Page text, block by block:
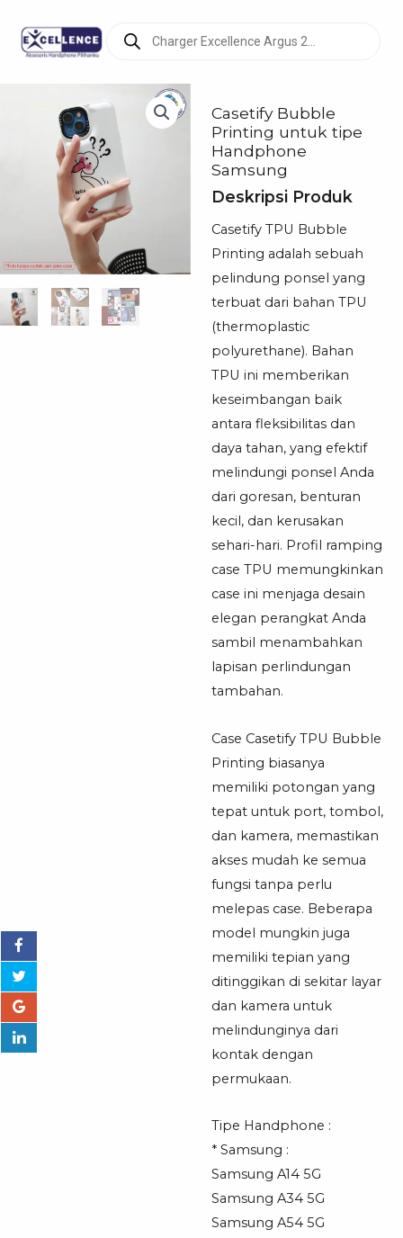
search
Casetify Bubble
Printing untuk tipe
Handphone
Samsung
Deskripsi Produk
Casetify TPU Bubble
Printing adalah sebuah
pelindung ponsel yang
terbuat dari bahan TPU
(thermoplastic
polyurethane). Bahan
TPU ini memberikan
keseimbangan baik
antara fleksibilitas dan
daya tahan, yang efektif
melindungi ponsel Anda
dari goresan, benturan
kecil, dan kerusakan
sehari-hari. Profil ramping
case TPU memungkinkan
case ini menjaga desain
elegan perangkat Anda
sambil menambahkan
lapisan perlindungan
tambahan.
Case Casetify TPU Bubble
Printing biasanya
memiliki potongan yang
tepat untuk port, tombol,
dan kamera, memastikan
akses mudah ke semua
fungsi tanpa perlu
melepas case. Beberapa
model mungkin juga
memiliki tepian yang
ditinggikan di sekitar layar
dan kamera untuk
melindunginya dari
kontak dengan
permukaan.
Tipe Handphone :
* Samsung :
Samsung A14 5G
Samsung A34 5G
Samsung A54 5G